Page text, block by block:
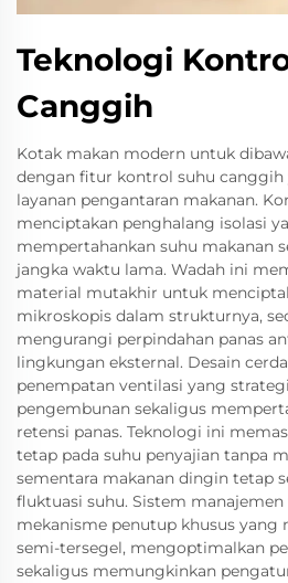
Teknologi
Canggih
Kotak makan modern untuk
dengan fitur kontrol suhu canggih
layanan pengantaran makanan.
menciptakan penghalang isolasi
mempertahankan suhu makanan
jangka waktu lama. Wadah ini
material mutakhir untuk
mikroskopis dalam strukturnya,
mengurangi perpindahan panas
lingkungan eksternal. Desain
penempatan ventilasi yang
pengembunan sekaligus
retensi panas. Teknologi ini
tetap pada suhu penyajian tanpa
sementara makanan dingin tetap
fluktuasi suhu. Sistem
mekanisme penutup khusus
semi-tersegel, mengoptimalkan
sekaligus memungkinkan